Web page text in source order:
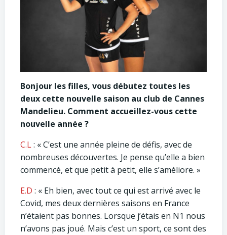
Bonjour les filles, vous débutez toutes les
deux cette nouvelle saison au club de Cannes
Mandelieu. Comment accueillez-vous cette
nouvelle année ?
C.L: « C’est une année pleine de défis, avec de
nombreuses découvertes. Je pense qu’elle a bien
commencé, et que petit à petit, elle s’améliore. »
E.D : « Eh bien, avec tout ce qui est arrivé avec le
Covid, mes deux dernières saisons en France
n’étaient pas bonnes. Lorsque j’étais en N1 nous
n’avons pas joué. Mais c’est un sport, ce sont des